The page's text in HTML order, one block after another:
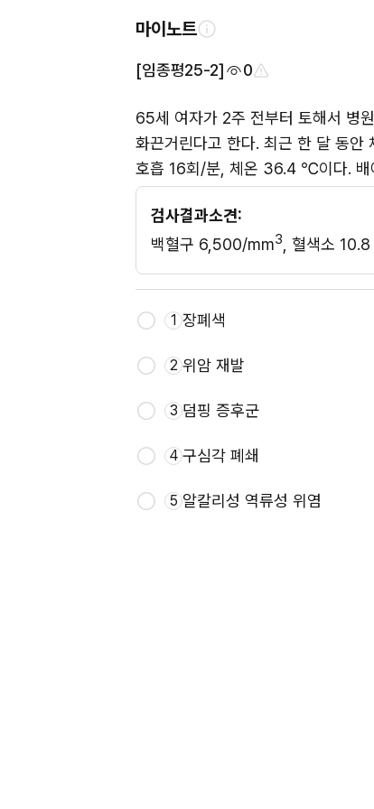
마이노트
[임종평25-2] 0
65세 여자가 2주 전부터 토해서 병
화끈거린다고 한다. 최근 한 달 동
호흡 16회/분, 체온 36.4 ℃이다. 배
검사결과소견:
백혈구 6,500/mm3 , 혈색소
1 장폐색
2 위암 재발
3 덤핑 증후군
4 구심각 폐쇄
5 알칼리성 역류성 위염